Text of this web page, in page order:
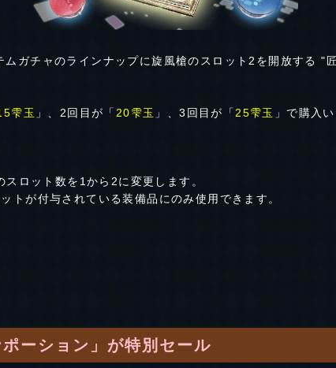
ガチャのラインナップに旋風槍のスロット2を開放する "
雫玉 」、2回目が「 20雫玉 」、3回目が「25雫玉 」で購入
ロット数を1から2に変更します。
トが付与されている装備品にのみ使用できます。
ーション」が特別セール